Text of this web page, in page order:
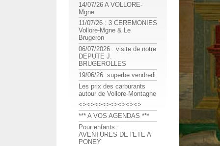
14/07/26 A VOLLORE-
Mgne
11/07/26 : 3 CEREMONIES
Vollore-Mgne & Le
Brugeron
06/07/2026 : visite de notre
DEPUTE J.
BRUGEROLLES
19/06/26: superbe vendredi
Les prix des carburants
autour de Vollore-Montagne
<><><><><><><><>
*** A VOS AGENDAS ***
Pour enfants :
AVENTURES DE l'ETE A
PONEY